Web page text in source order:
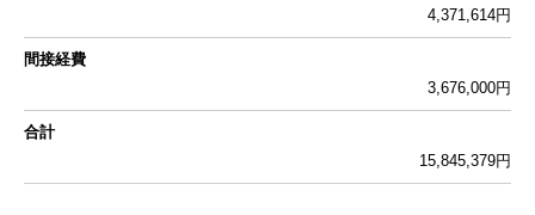
4,371,614円
間接経費
3,676,000円
合計
15,845,379円